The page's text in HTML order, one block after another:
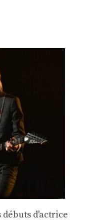
débuts d'actrice